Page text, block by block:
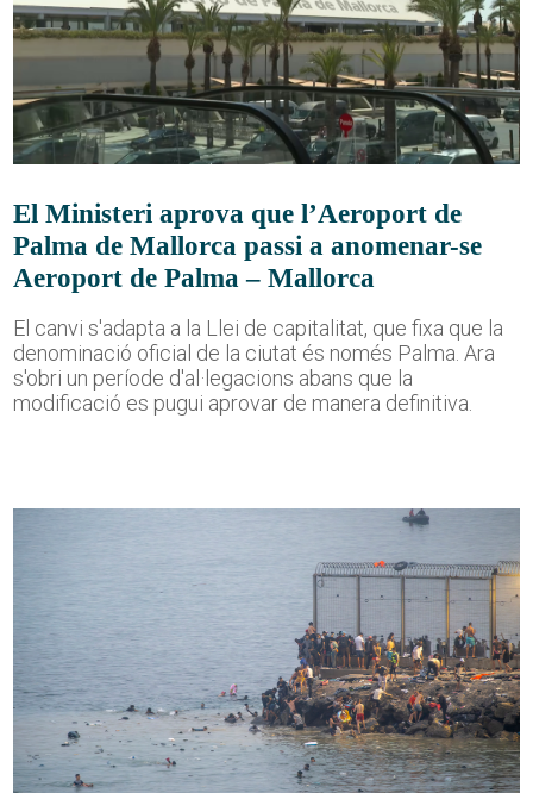
El Ministeri aprova que l’Aeroport de
Palma de Mallorca passi a anomenar-se
Aeroport de Palma – Mallorca
El canvi s'adapta a la Llei de capitalitat, que fixa que la
denominació oficial de la ciutat és només Palma. Ara
s'obri un període d'al·legacions abans que la
modificació es pugui aprovar de manera definitiva.